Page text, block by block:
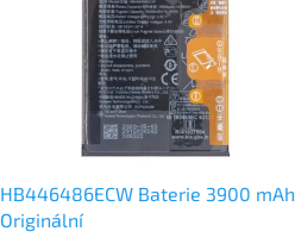
HB446486ECW Baterie 3900 mAh
Originální